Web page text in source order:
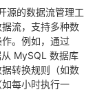
源的数据流管理工
流，支持多种数
。例如，通过
MySQL 数据库
转换规则（如数
每小时执行一